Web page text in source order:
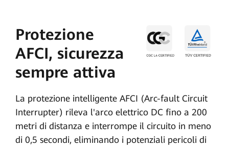
Protezione
AFCI, sicurezza
sempre attiva
La protezione intelligente AFCI (Arc-fault Circuit
Interrupter) rileva l'arco elettrico DC fino a 200
metri di distanza e interrompe il circuito in meno
di 0,5 secondi, eliminando i potenziali pericoli di